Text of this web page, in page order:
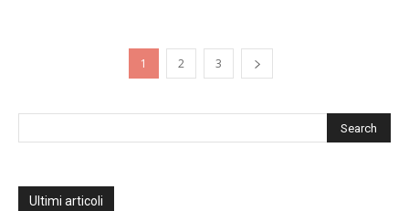
1 2 3
Ultimi articoli